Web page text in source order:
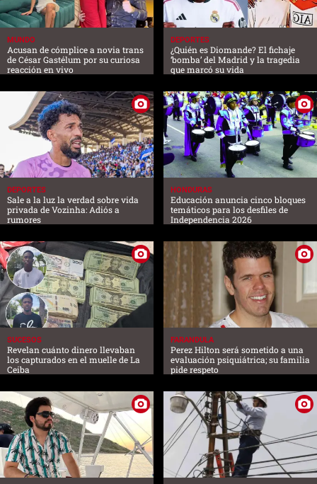
MUNDO
Acusan de cómplice a novia trans
de César Gastélum por su curiosa
reacción en vivo
DEPORTES
¿Quién es Diomande? El fichaje
‘bomba’ del Madrid y la tragedia
que marcó su vida
DEPORTES
Sale a la luz la verdad sobre vida
privada de Vozinha: Adiós a
rumores
HONDURAS
Educación anuncia cinco bloques
temáticos para los desfiles de
Independencia 2026
SUCESOS
Revelan cuánto dinero llevaban
los capturados en el muelle de La
Ceiba
FARANDULA
Perez Hilton será sometido a una
evaluación psiquiátrica; su familia
pide respeto